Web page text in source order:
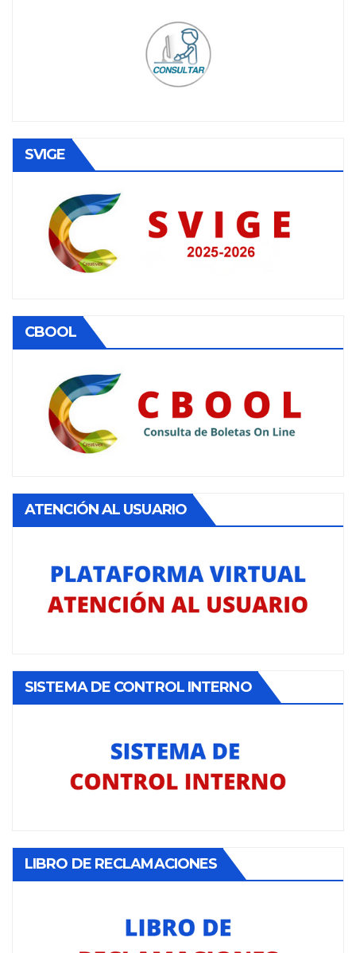
SVIGE
CBOOL
ATENCIÓN AL USUARIO
SISTEMA DE CONTROL INTERNO
LIBRO DE RECLAMACIONES